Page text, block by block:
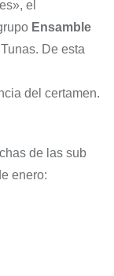
el
Ensamble
De esta
del certamen.
de las sub
enero: